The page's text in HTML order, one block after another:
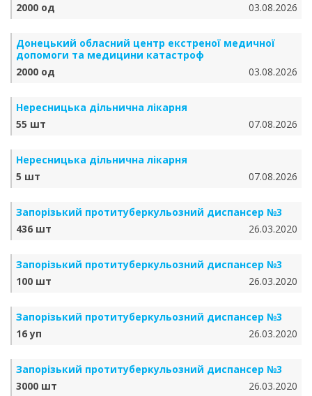
2000 од
03.08.2026
Донецький обласний центр екстреної медичної
допомоги та медицини катастроф
2000 од
03.08.2026
Нересницька дільнична лікарня
55 шт
07.08.2026
Нересницька дільнична лікарня
5 шт
07.08.2026
Запорізький протитуберкульозний диспансер №3
436 шт
26.03.2020
Запорізький протитуберкульозний диспансер №3
100 шт
26.03.2020
Запорізький протитуберкульозний диспансер №3
16 уп
26.03.2020
Запорізький протитуберкульозний диспансер №3
3000 шт
26.03.2020